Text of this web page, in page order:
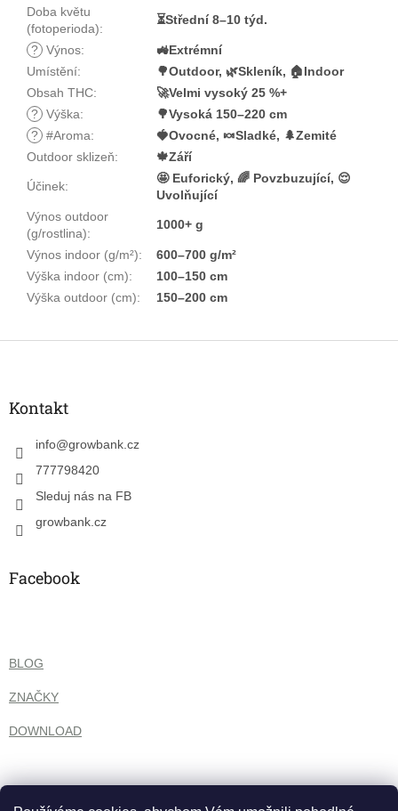
Doba květu
(fotoperioda):
⏳Střední 8–10 týd.
? Výnos:
🚜Extrémní
Umístění:
🌳Outdoor, 🌿Skleník, 🏠Indoor
Obsah THC:
🚀Velmi vysoký 25 %+
? Výška:
🌳Vysoká 150–220 cm
? #Aroma:
🍓Ovocné, 🍬Sladké, 🌲Zemité
Outdoor sklizeň: 🍁Září
Účinek:
🤩 Euforický, 🌈 Povzbuzující, 😌
Uvolňující
Výnos outdoor
(g/rostlina):
1000+ g
Výnos indoor (g/m²):
600–700 g/m²
Výška indoor (cm):
100–150 cm
Výška outdoor (cm): 150–200 cm
Z
Kontakt
info@growbank.cz
777798420
Sleduj nás na FB
growbank.cz
Facebook
BLOG
ZNAČKY
DOWNLOAD